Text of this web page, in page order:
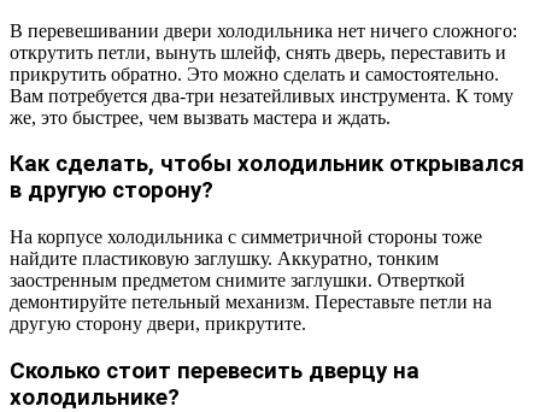
В перевешивании двери холодильника нет ничего сложного:
открутить петли, вынуть шлейф, снять дверь, переставить и
прикрутить обратно. Это можно сделать и самостоятельно.
Вам потребуется два-три незатейливых инструмента. К тому
же, это быстрее, чем вызвать мастера и ждать.
Как сделать, чтобы холодильник открывался
в другую сторону?
На корпусе холодильника с симметричной стороны тоже
найдите пластиковую заглушку. Аккуратно, тонким
заостренным предметом снимите заглушки. Отверткой
демонтируйте петельный механизм. Переставьте петли на
другую сторону двери, прикрутите.
Сколько стоит перевесить дверцу на
холодильнике?